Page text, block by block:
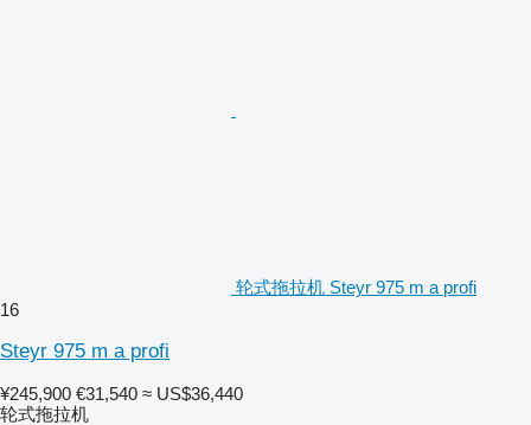
轮式拖拉机 Steyr 975 m a profi
16
Steyr 975 m a profi
¥245,900 €31,540 ≈ US$36,440
轮式拖拉机